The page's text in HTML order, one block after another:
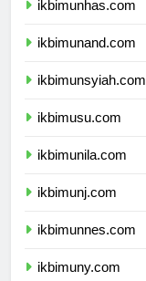
ikbimunhas.com
ikbimunand.com
ikbimunsyiah.com
ikbimusu.com
ikbimunila.com
ikbimunj.com
ikbimunnes.com
ikbimuny.com